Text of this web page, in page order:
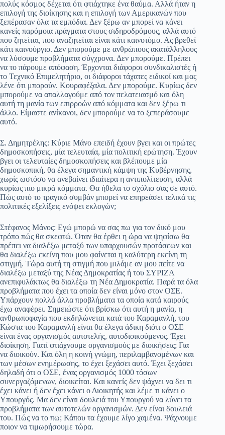
πολύς κόσμος δέχεται ότι φτιάχτηκε ένα θαύμα. Αλλά ήταν η
επιλογή της διοίκησης και η επιλογή των Αμερικανών που
ξεπέρασαν όλα τα εμπόδια. Δεν ξέρω αν μπορεί να κάνει
κανείς παρόμοια πράγματα στους σιδηροδρόμους, αλλά αυτό
που ζητείται, που αναζητείται είναι κάτι καινοτόμο. Ας βρεθεί
κάτι καινούργιο. Δεν μπορούμε με ανθρώπους ακατάλληλους
να λύσουμε προβλήματα σύγχρονα. Δεν μπορούμε. Πρέπει
να το πάρουμε απόφαση. Έρχονται διάφοροι συνδικαλιστές ή
το Τεχνικό Επιμελητήριο, οι διάφοροι τάχατες ειδικοί και μας
λένε ότι μπορούν. Κουραφέξαλα. Δεν μπορούμε. Κυρίως δεν
μπορούμε να απαλλαγούμε από τον πελατειασμό και όλη
αυτή τη μανία των επιρροών από κόμματα και δεν ξέρω τι
άλλο. Είμαστε ανίκανοι, δεν μπορούμε να το ξεπεράσουμε
αυτό.
Σ. Δημητρέλης: Κύριε Μάνο επειδή έχουν βγει και οι πρώτες
δημοσκοπήσεις, μία τελευταία, μία πολιτική ερώτηση. Έχουν
βγει οι τελευταίες δημοσκοπήσεις και βλέπουμε μία
δημοσκοπική, θα έλεγα σημαντική κάμψη της Κυβέρνησης,
χωρίς ωστόσο να ανεβαίνει ιδιαίτερα η αντιπολίτευση, αλλά
κυρίως πιο μικρά κόμματα. Θα ήθελα το σχόλιο σας σε αυτό.
Πώς αυτό το τραγικό συμβάν μπορεί να επηρεάσει τελικά τις
πολιτικές εξελίξεις ενόψει εκλογών;
Στέφανος Μάνος: Εγώ μπορώ να σας πω για τον δικό μου
τρόπο πώς θα σκεφτώ. Όταν θα έρθει η ώρα να ψηφίσω θα
πρέπει να διαλέξω μεταξύ των υπαρχουσών προτάσεων και
θα διαλέξω εκείνη που μου φαίνεται η καλύτερη εκείνη τη
στιγμή. Τώρα αυτή τη στιγμή που μιλάμε αν μου πείτε να
διαλέξω μεταξύ της Νέας Δημοκρατίας ή του ΣΥΡΙΖΑ
ανεπιφυλάκτως θα διαλέξω τη Νέα Δημοκρατία. Παρά τα όλα
προβλήματα που έχει τα οποία δεν είναι μόνο στον ΟΣΕ.
Υπάρχουν πολλά άλλα προβλήματα τα οποία κατά καιρούς
έχω αναφέρει. Σημειώστε ότι βρίσκω ότι αυτή η μανία, η
ανθρωποφαγία που εκδηλώνεται κατά του Καραμανλή, του
Κώστα του Καραμανλή είναι θα έλεγα άδικη διότι ο ΟΣΕ
είναι ένας οργανισμός αυτοτελής, αυτοδιοικούμενος. Έχει
διοίκηση. Γιατί φτιάχνουμε οργανισμούς με διοικήσεις; Για
να διοικούν. Και όλη η κοινή γνώμη, περιλαμβανομένων και
των μέσων ενημέρωσης, το έχει ξεχάσει αυτό. Έχει ξεχάσει
δηλαδή ότι ο ΟΣΕ, ένας οργανισμός 1000 τόσων
συνεργαζόμενων, διοικείται. Και κανείς δεν ψάχνει να δει τι
έχει κάνει ή δεν έχει κάνει ο Διοικητής και λέμε τι κάνει ο
Υπουργός. Μα δεν είναι δουλειά του Υπουργού να λύνει τα
προβλήματα των αυτοτελών οργανισμών. Δεν είναι δουλειά
του. Πώς να το πω; Κάπου τα έχουμε λίγο χαμένα. Ψάχνουμε
ποιον να τιμωρήσουμε τώρα.